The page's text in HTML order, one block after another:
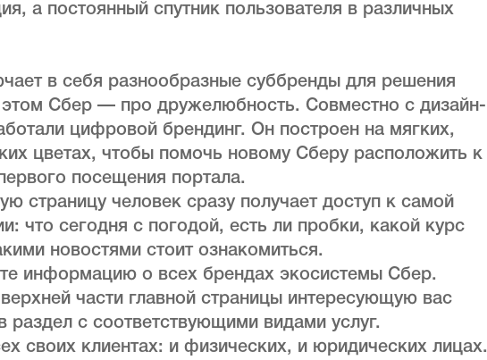
а постоянный спутник пользователя в различных
в себя разнообразные суббренды для решения
Сбер — про дружелюбность. Совместно с дизайн-
цифровой брендинг. Он построен на мягких,
цветах, чтобы помочь новому Сберу расположить к
посещения портала.
страницу человек сразу получает доступ к самой
что сегодня с погодой, есть ли пробки, какой курс
новостями стоит ознакомиться.
информацию о всех брендах экосистемы Сбер.
части главной страницы интересующую вас
раздел с соответствующими видами услуг.
своих клиентах: и физических, и юридических лицах.